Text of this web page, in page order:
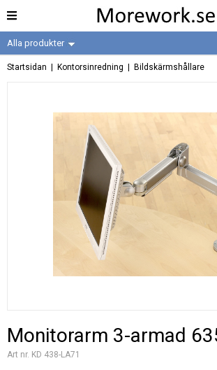
Alla produkter
Startsidan Kontorsinredning Bildskärmshållare
Monitorarm 3-armad
Art nr. KD 438-LA71